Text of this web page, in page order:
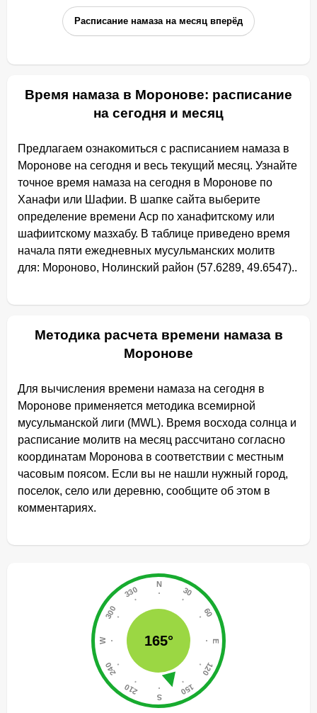
Расписание намаза на месяц вперёд
Время намаза в Моронове: расписание
на сегодня и месяц
Предлагаем ознакомиться с расписанием намаза в
Моронове на сегодня и весь текущий месяц. Узнайте
точное время намаза на сегодня в Моронове по
Ханафи или Шафии. В шапке сайта выберите
определение времени Аср по ханафитскому или
шафиитскому мазхабу. В таблице приведено время
начала пяти ежедневных мусульманских молитв
для: Мороново, Нолинский район (57.6289, 49.6547)..
Методика расчета времени намаза в
Моронове
Для вычисления времени намаза на сегодня в
Моронове применяется методика всемирной
мусульманской лиги (MWL). Время восхода солнца и
расписание молитв на месяц рассчитано согласно
координатам Моронова в соответствии с местным
часовым поясом. Если вы не нашли нужный город,
поселок, село или деревню, сообщите об этом в
комментариях.
165°